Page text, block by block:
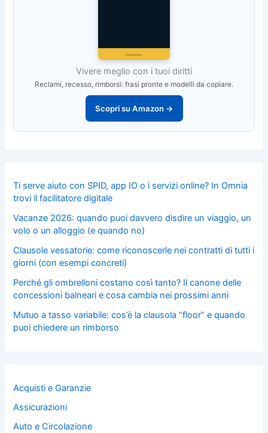
Vivere meglio con i tuoi diritti
Reclami, recesso, rimborsi: frasi pronte e modelli da copiare.
Scopri su Amazon →
Ti serve aiuto con SPID, app IO o i servizi online? In Omnia
trovi il facilitatore digitale
Vacanze 2026: quando puoi davvero disdire un viaggio, un
volo o un alloggio (e quando no)
Clausole vessatorie: come riconoscerle nei contratti di tutti i
giorni (con esempi concreti)
Perché gli ombrelloni costano così tanto? Il canone delle
concessioni balneari e cosa cambia nei prossimi anni
Mutuo a tasso variabile: cos’è la clausola “floor” e quando
puoi chiedere un rimborso
Acquisti e Garanzie
Assicurazioni
Auto e Circolazione